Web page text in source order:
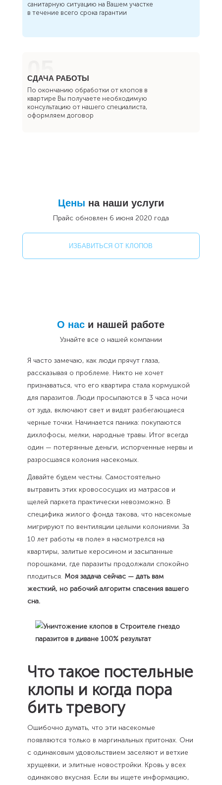
санитарную ситуацию на Вашем участке
в течение всего срока гарантии
05
СДАЧА РАБОТЫ
По окончанию обработки от клопов в
квартире Вы получаете необходимую
консультацию от нашего специалиста,
оформляем договор
Цены на наши услуги
Прайс обновлен 6 июня 2020 года
ИЗБАВИТЬСЯ ОТ КЛОПОВ
О нас и нашей работе
Узнайте все о нашей компании
Я часто замечаю, как люди прячут глаза,
рассказывая о проблеме. Никто не хочет
признаваться, что его квартира стала кормушкой
для паразитов. Люди просыпаются в 3 часа ночи
от зуда, включают свет и видят разбегающиеся
черные точки. Начинается паника: покупаются
дихлофосы, мелки, народные травы. Итог всегда
один — потерянные деньги, испорченные нервы и
разросшаяся колония насекомых.
Давайте будем честны. Самостоятельно
вытравить этих кровососущих из матрасов и
щелей паркета практически невозможно. В
специфика жилого фонда такова, что насекомые
мигрируют по вентиляции целыми колониями. За
10 лет работы «в поле» я насмотрелся на
квартиры, залитые керосином и засыпанные
порошками, где паразиты продолжали спокойно
плодиться. Моя задача сейчас — дать вам
жесткий, но рабочий алгоритм спасения вашего
сна.
Что такое постельные
клопы и когда пора
бить тревогу
Ошибочно думать, что эти насекомые
появляются только в маргинальных притонах. Они
с одинаковым удовольствием заселяют и ветхие
хрущевки, и элитные новостройки. Кровь у всех
одинаково вкусная. Если вы ищете информацию,